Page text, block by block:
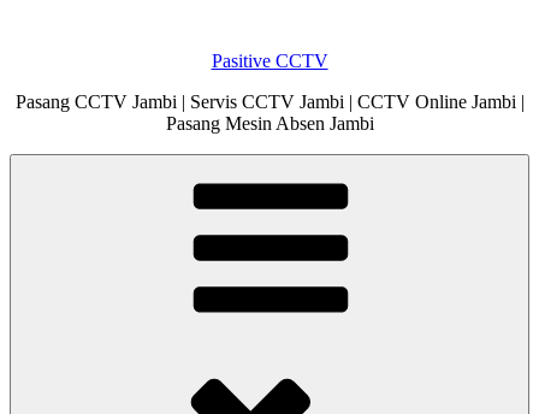
Pasitive CCTV
Pasang CCTV Jambi | Servis CCTV Jambi | CCTV Online Jambi |
Pasang Mesin Absen Jambi